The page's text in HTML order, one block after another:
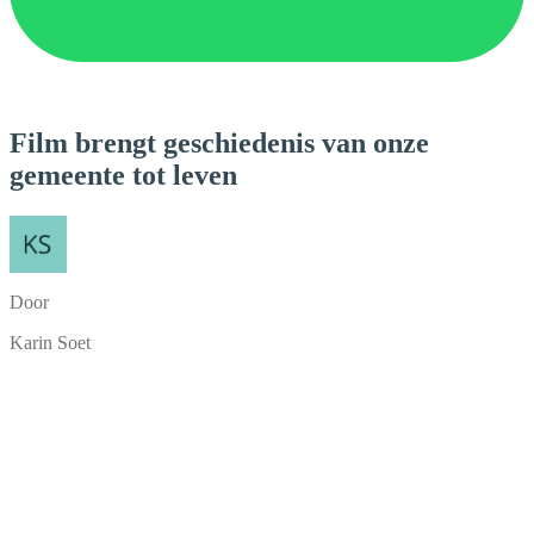
Film brengt geschiedenis van onze
gemeente tot leven
Door
Karin Soet